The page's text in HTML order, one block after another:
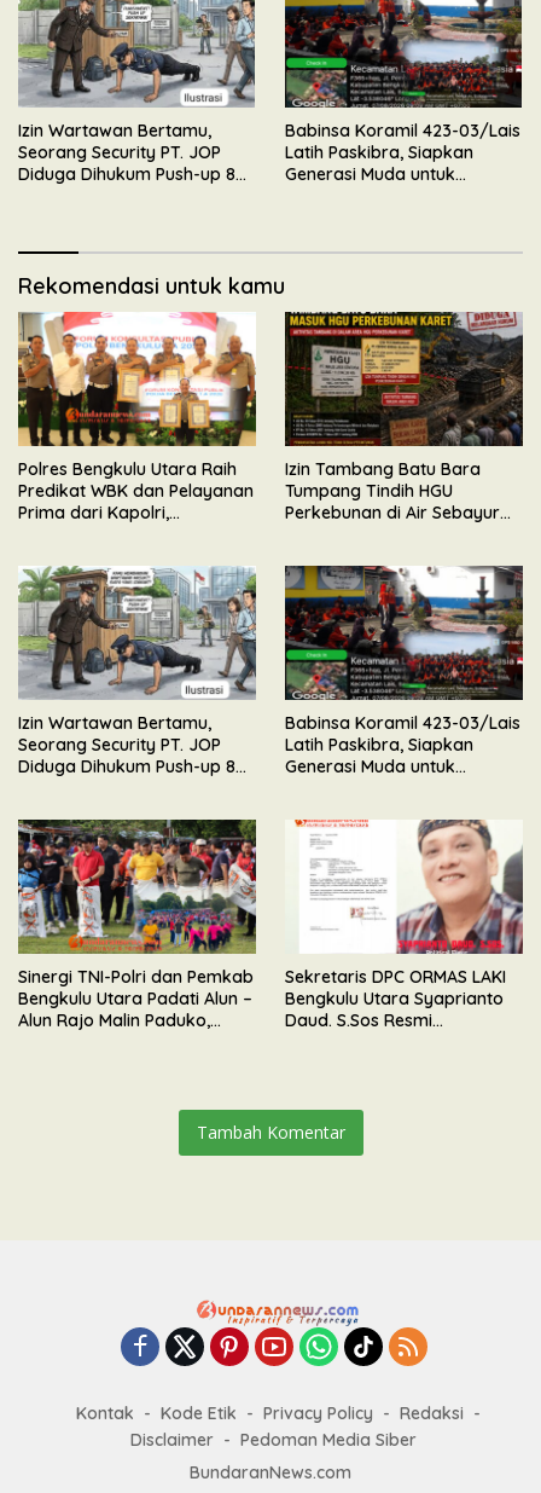
Izin Wartawan Bertamu,
Seorang Security PT. JOP
Diduga Dihukum Push-up 80
Babinsa Koramil 423-03/Lais
Latih Paskibra, Siapkan
Generasi Muda untuk
Rekomendasi untuk kamu
Polres Bengkulu Utara Raih
Predikat WBK dan Pelayanan
Prima dari Kapolri,
Izin Tambang Batu Bara
Tumpang Tindih HGU
Perkebunan di Air Sebayur
Pemeriksaan
Izin Wartawan Bertamu,
Seorang Security PT. JOP
Diduga Dihukum Push-up 80
Babinsa Koramil 423-03/Lais
Latih Paskibra, Siapkan
Generasi Muda untuk
Sinergi TNI-Polri dan Pemkab
Bengkulu Utara Padati Alun –
Alun Rajo Malin Paduko,
Sekretaris DPC ORMAS LAKI
Bengkulu Utara Syaprianto
Daud. S.Sos Resmi
Tambah Komentar
Kontak Kode Etik Privacy Policy
Redaksi
Disclaimer
Pedoman Media Siber
BundaranNews.com